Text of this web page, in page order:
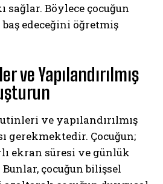
sağlar. Böylece çocuğun
edeceğini öğretmiş
ve Yapılandırılmış
ve yapılandırılmış
gerekmektedir. Çocuğun;
ekran süresi ve günlük
çocuğun bilişsel